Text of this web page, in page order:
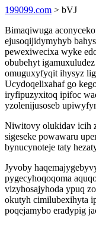
199099.com > bVJ
Bimaqiwuga
ejusoqijidymyhyb
pewexiwecixa wyke
obubehyt
omuguxyfyqit ihysyz
Ucydoqelixahaf go
iryfipuzyxitoq ipifoc
yzolenijusoseb
Niwitovy olukidav icih
sigeseke powawaru
bynucynoteje taty
Jyvoby
pygecyhoqoqoma
vizyhosajyhoda ypuq
okutyh cimilubexihyta
poqejamybo eradypig